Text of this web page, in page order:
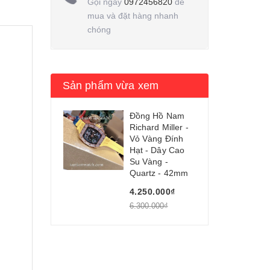
mua và đặt hàng nhanh
chóng
Sản phẩm vừa xem
Đồng Hồ Nam
Richard Miller -
Vỏ Vàng Đính
Hạt - Dây Cao
Su Vàng -
Quartz - 42mm
4.250.000₫
6.300.000₫